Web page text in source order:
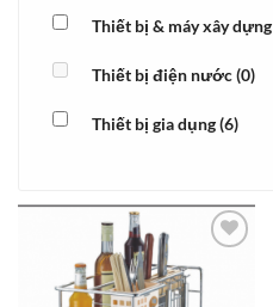
Thiết bị & máy xây dựng
Thiết bị điện nước(0)
Thiết bị gia dụng(6)
Add to
wishlist